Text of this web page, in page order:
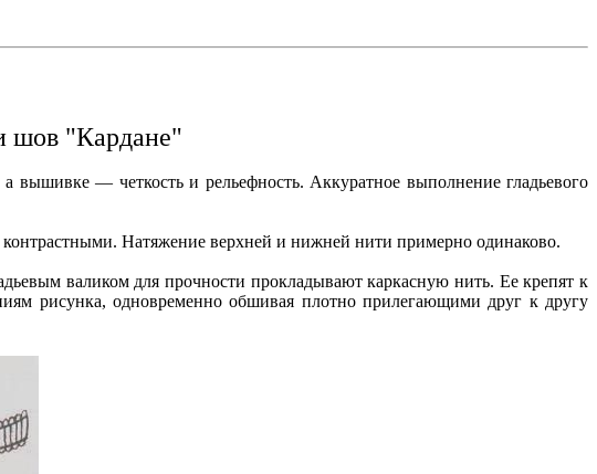
шов "Кардане"
— четкость и рельефность. Аккуратное выполнение гладьевого
Натяжение верхней и нижней нити примерно одинаково.
валиком для прочности прокладывают каркасную нить. Ее крепят к
рисунка, одновременно обшивая плотно прилегающими друг к другу